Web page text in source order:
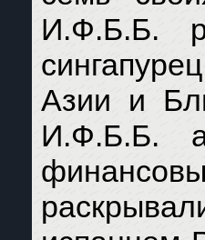
И.Ф.Б.Б.
Азии и
И.Ф.Б.Б.